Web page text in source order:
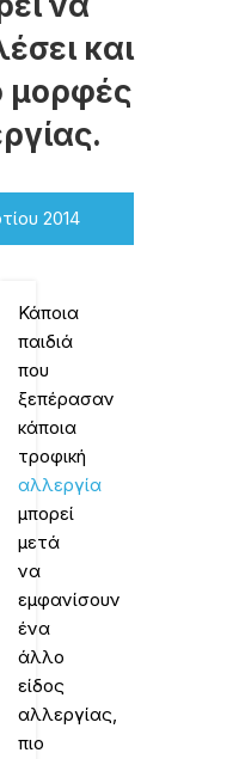
και
μορφές
2014
Κάποια
παιδιά
που
ξεπέρασαν
κάποια
τροφική
αλλεργία
μπορεί
μετά
να
εμφανίσουν
ένα
άλλο
είδος
αλλεργίας,
πιο